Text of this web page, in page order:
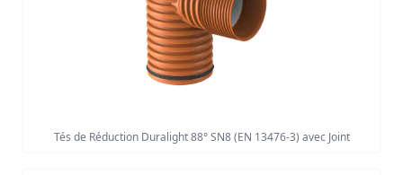
Tés de Réduction Duralight 88° SN8 (EN 13476-3) avec Joint